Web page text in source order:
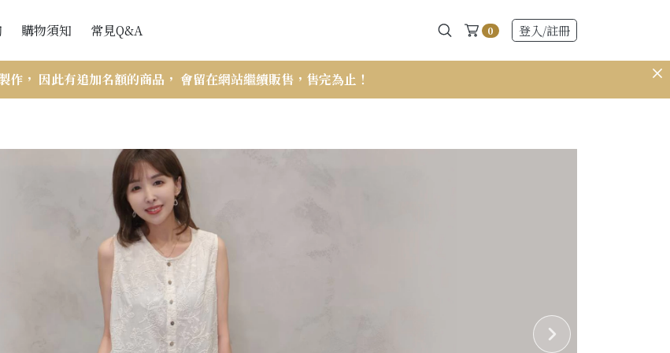
詢
購物須知
付款與出貨
商品斷貨處理辦法
售後服務-瑕疵與寄錯商品
商品尺寸帳量示意圖與注意事項
常見Q&A 0 登入/註冊
， 因此有追加名額的商品， 會留在網站繼續販售，售完為止！ 𝟭𝟱𝟭 小個子